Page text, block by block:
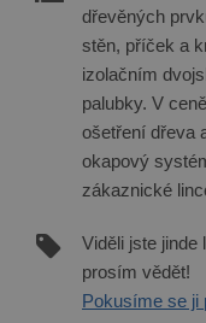
dřevěných
stěn, příček a
izolačním
palubky. V
ošetření dřeva
okapový
zákaznické
Viděli jste jinde
prosím vědět!
Pokusíme se ji